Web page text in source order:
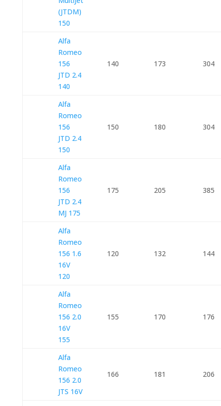
(JTDM)
150
Alfa
Romeo
156
JTD 2.4
140
140 173 304
Alfa
Romeo
156
JTD 2.4
150
150 180 304
Alfa
Romeo
156
JTD 2.4
MJ 175
175 205 385
Alfa
Romeo
156 1.6
16V
120
120 132 144
Alfa
Romeo
156 2.0
16V
155
155 170 176
Alfa
Romeo
156 2.0
JTS 16V
166 181 206